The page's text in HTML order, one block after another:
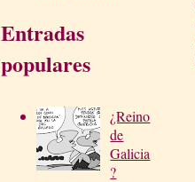
Entradas
populares
¿Reino
de
Galicia
?